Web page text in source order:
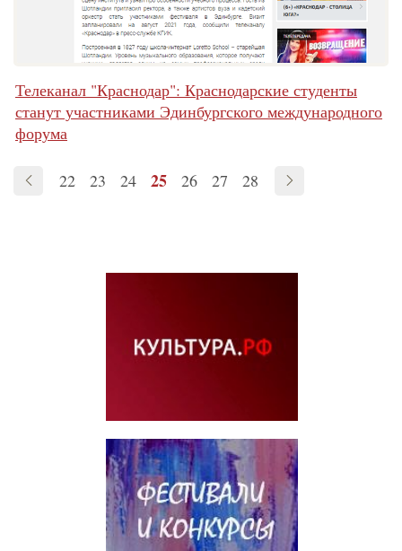
Телеканал "Краснодар": Краснодарские студенты
станут участниками Эдинбургского международного
форума
22 23 24 25 26 27 28